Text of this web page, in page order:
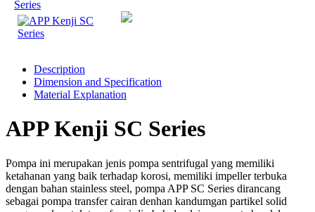
Description
Dimension and Specification
Material Explanation
APP Kenji SC Series
Pompa ini merupakan jenis pompa sentrifugal yang memiliki
ketahanan yang baik terhadap korosi, memiliki impeller terbuka
dengan bahan stainless steel, pompa APP SC Series dirancang
sebagai pompa transfer cairan denhan kandumgan partikel solid